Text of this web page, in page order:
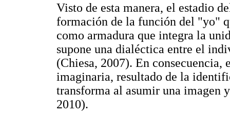
Visto de esta manera, el estadio
formación de la función del "yo"
como armadura que integra la
supone una dialéctica entre el
(Chiesa, 2007). En
imaginaria, resultado de la
transforma al asumir una imagen
2010).